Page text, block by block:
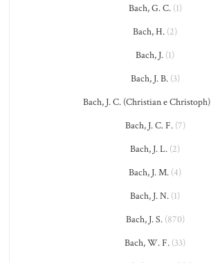
Bach, G. C.(1)
Bach, H. (2)
Bach, J. (1)
Bach, J. B.(3)
Bach, J. C. (Christian e Christoph)
Bach, J. C. F.(7)
Bach, J. L. (2)
Bach, J. M. (4)
Bach, J. N. (1)
Bach, J. S.(870)
Bach, W. F. (33)